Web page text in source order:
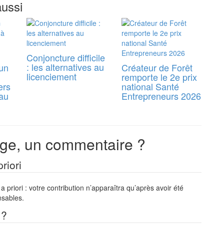
Conjoncture difficile
: les alternatives au
licenciement
Créateur de Forêt
remporte le 2e prix
national Santé
Entrepreneurs 2026
un commentaire ?
priori : votre contribution n’apparaîtra qu’après avoir été